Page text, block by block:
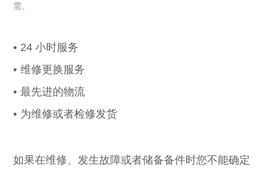
24 小时服务
维修更换服务
最先进的物流
为维修或者检修发货
需。
如果在维修、发生故障或者储备备件时您不能确定